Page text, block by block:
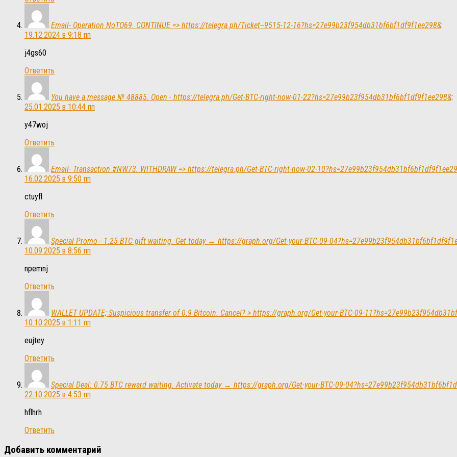
Email- Operation NoTO69. CONTINUE => https://telegra.ph/Ticket--9515-12-16?hs=27e99b23f954db31bf6bf1df9f1ee298&:
19.12.2024 в 9:18 пп
j4gs60
Ответить
You have a message № 48885. Open - https://telegra.ph/Get-BTC-right-now-01-22?hs=27e99b23f954db31bf6bf1df9f1ee298&:
25.01.2025 в 10:44 пп
y47woj
Ответить
Email- Transaction #NW73. WITHDRAW => https://telegra.ph/Get-BTC-right-now-02-
16.02.2025 в 9:50 пп
ctuyfl
Ответить
Special Promo - 1.25 BTC gift waiting. Get today → https://graph.org/Get-your-BTC-09-
10.09.2025 в 8:56 пп
npemnj
Ответить
WALLET UPDATE; Suspicious transfer of 0.9 Bitcoin. Cancel? > https://graph.org/Get-your-BTC-09-
10.10.2025 в 1:11 пп
eujtey
Ответить
Special Deal: 0.75 BTC reward waiting. Activate today → https://graph.org/Get-your-BTC-09-
22.10.2025 в 4:53 пп
hflhrh
Ответить
Добавить комментарий